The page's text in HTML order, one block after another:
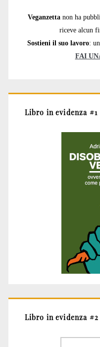
Veganzetta non ha
riceve alcun
Sostieni il suo lavoro:
FAI
Libro in evidenza #1
Libro in evidenza #2